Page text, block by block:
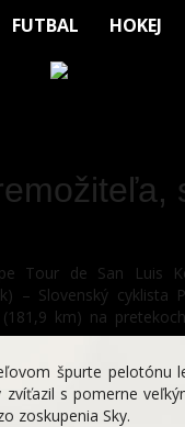
FUTBAL HOKEJ
Tour de San Luis
– Slovenský cyklista
km) na
špurte pelotónu
zvíťazil s pomerne
zoskupenia Sky.